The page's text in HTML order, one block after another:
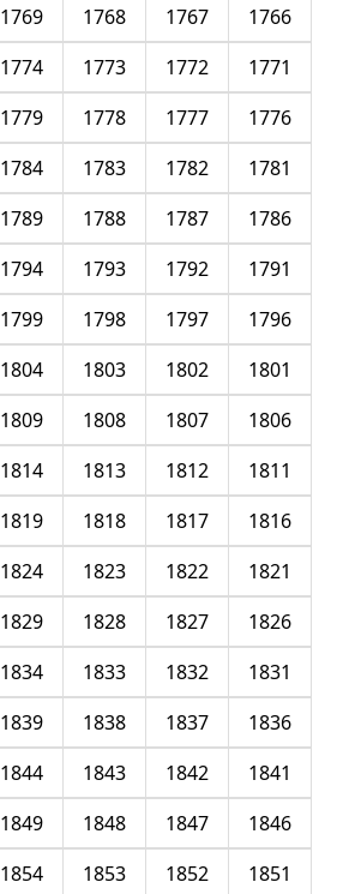
1766
1767
1768
1769
1771
1772
1773
1774
1776
1777
1778
1779
1781
1782
1783
1784
1786
1787
1788
1789
1791
1792
1793
1794
1796
1797
1798
1799
1801
1802
1803
1804
1806
1807
1808
1809
1811
1812
1813
1814
1816
1817
1818
1819
1821
1822
1823
1824
1826
1827
1828
1829
1831
1832
1833
1834
1836
1837
1838
1839
1841
1842
1843
1844
1846
1847
1848
1849
1851
1852
1853
1854